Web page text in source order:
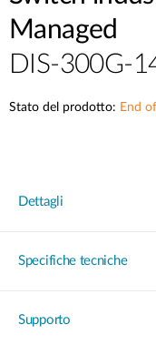
Managed
DIS-300G-
Stato del prodotto: End
Dettagli
Specifiche tecniche
Supporto